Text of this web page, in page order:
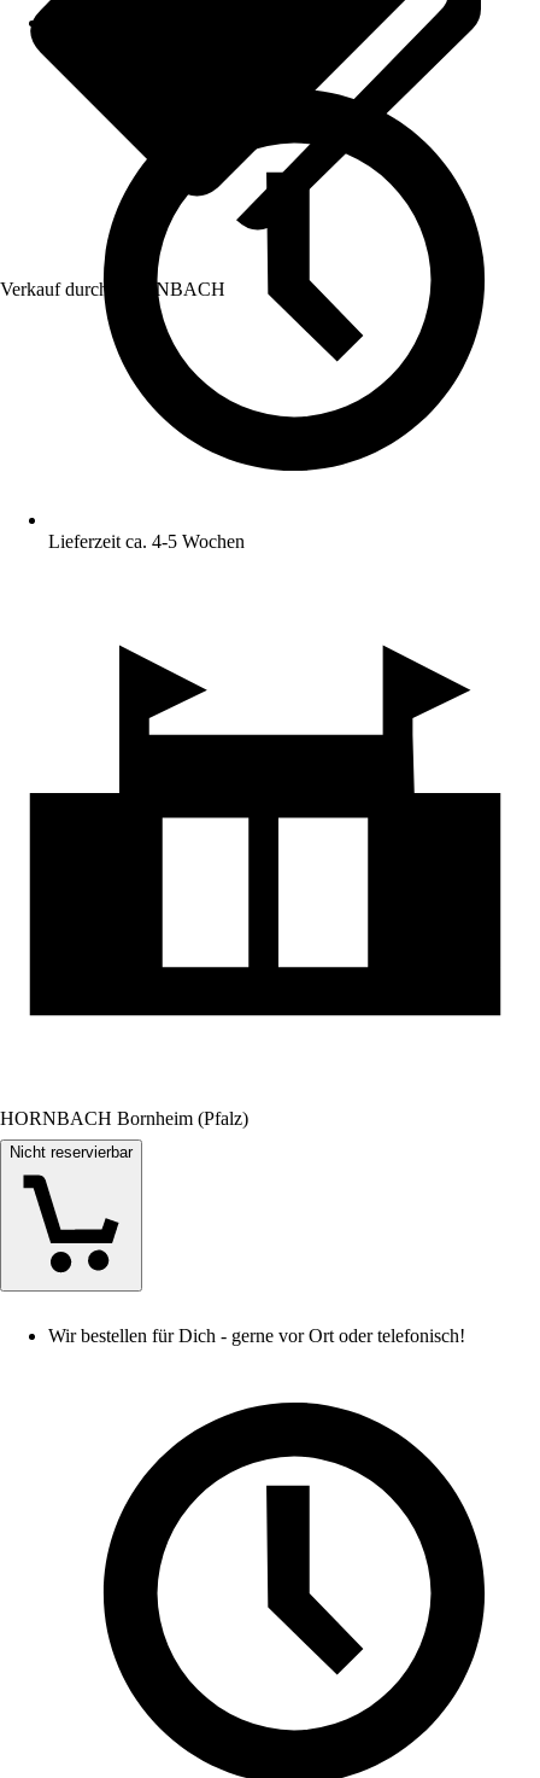
Verkauf durch: HORNBACH
Lieferzeit ca. 4-5 Wochen
HORNBACH Bornheim (Pfalz)
Nicht reservierbar
Wir bestellen für Dich - gerne vor Ort oder telefonisch!